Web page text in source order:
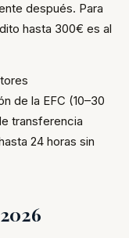
después. Para
hasta 300€ es al
de la EFC (10–30
transferencia
24 horas sin